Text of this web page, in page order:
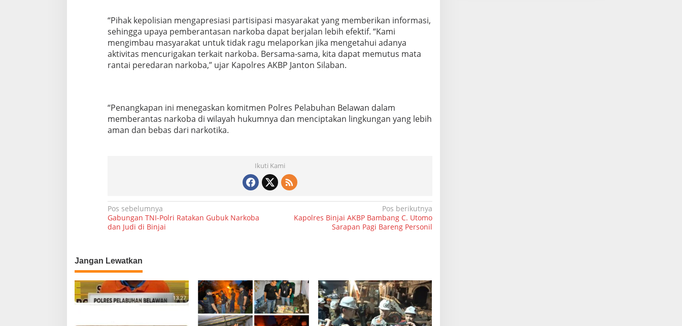
h
a
n
“Pihak kepolisian mengapresiasi partisipasi masyarakat yang memberikan informasi,
sehingga upaya pemberantasan narkoba dapat berjalan lebih efektif. “Kami
mengimbau masyarakat untuk tidak ragu melaporkan jika mengetahui adanya
aktivitas mencurigakan terkait narkoba. Bersama-sama, kita dapat memutus mata
rantai peredaran narkoba,” ujar Kapolres AKBP Janton Silaban.
“Penangkapan ini menegaskan komitmen Polres Pelabuhan Belawan dalam
memberantas narkoba di wilayah hukumnya dan menciptakan lingkungan yang lebih
aman dan bebas dari narkotika.
Ikuti Kami
N
a
i
g
a
s
Pos sebelumnya
Gabungan TNI-Polri Ratakan Gubuk Narkoba
dan Judi di Binjai
Pos berikutnya
Kapolres Binjai AKBP Bambang C. Utomo
Sarapan Pagi Bareng Personil
Jangan Lewatkan